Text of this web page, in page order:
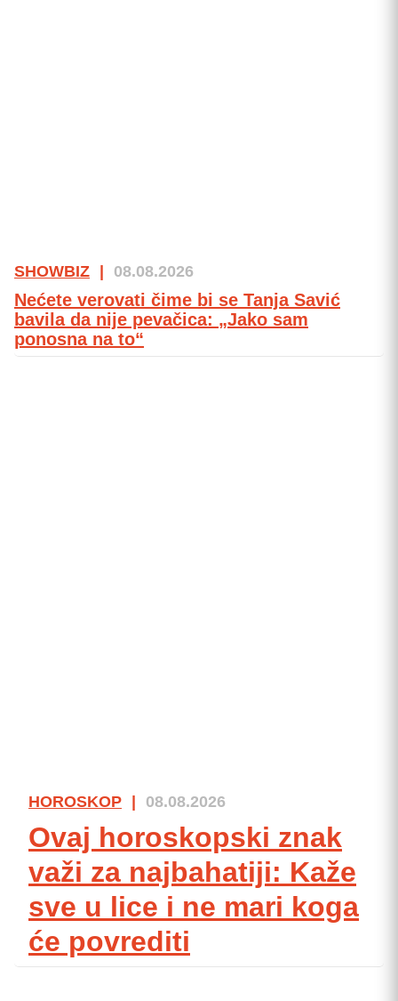
SHOWBIZ | 08.08.2026
Nećete verovati čime bi se Tanja Savić
bavila da nije pevačica: „Jako sam
ponosna na to“
HOROSKOP 08.08.2026
Ovaj horoskopski znak
važi za najbahatiji: Kaže
sve u lice i ne mari koga
će povrediti